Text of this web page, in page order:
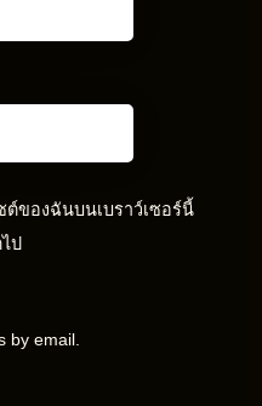
ของฉันบนเบราว์เซอร์นี้
ป
by email.